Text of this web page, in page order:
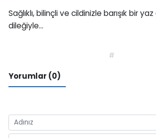
Sağlıklı, bilinçli ve cildinizle barışık bir
dileğiyle...
#
Yorumlar (0)